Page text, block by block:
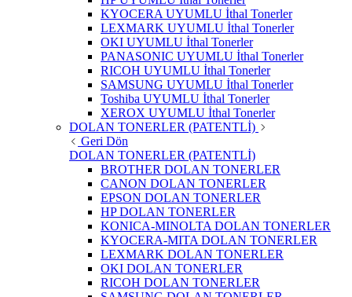
KYOCERA UYUMLU İthal Tonerler
LEXMARK UYUMLU İthal Tonerler
OKI UYUMLU İthal Tonerler
PANASONIC UYUMLU İthal Tonerler
RICOH UYUMLU İthal Tonerler
SAMSUNG UYUMLU İthal Tonerler
Toshiba UYUMLU İthal Tonerler
XEROX UYUMLU İthal Tonerler
DOLAN TONERLER (PATENTLİ)
Geri Dön
DOLAN TONERLER (PATENTLİ)
BROTHER DOLAN TONERLER
CANON DOLAN TONERLER
EPSON DOLAN TONERLER
HP DOLAN TONERLER
KONICA-MINOLTA DOLAN TONERLER
KYOCERA-MITA DOLAN TONERLER
LEXMARK DOLAN TONERLER
OKI DOLAN TONERLER
RICOH DOLAN TONERLER